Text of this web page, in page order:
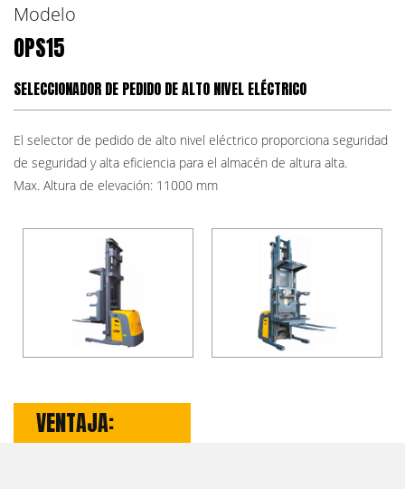
Modelo
OPS15
SELECCIONADOR DE PEDIDO DE ALTO NIVEL ELÉCTRICO
El selector de pedido de alto nivel eléctrico proporciona seguridad
de seguridad y alta eficiencia para el almacén de altura alta.
Max. Altura de elevación: 11000 mm
VENTAJA: